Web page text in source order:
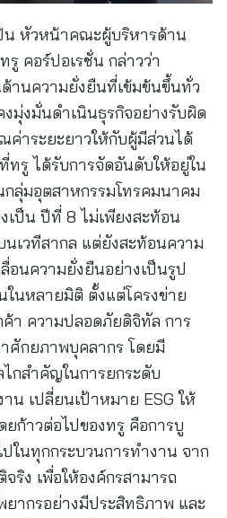
น หัวหน้าคณะผู้บริหารด้าน
คอร์ปอเรชั่น กล่าวว่า
านความยั่งยืนที่เข้มข้นขึ้นทั่ว
มุ่งมั่นดำเนินธุรกิจอย่างรับผิด
ค่าระยะยาวให้กับผู้มีส่วนได้
ทรู ได้รับการจัดอันดับให้อยู่ใน
กลุ่มอุตสาหกรรมโทรคมนาคม
เป็น ปีที่ 8 ไม่เพียงสะท้อน
เวทีสากล แต่ยังสะท้อนความ
อนความยั่งยืนอย่างเป็นรูป
ในหลายมิติ ตั้งแต่โครงข่าย
า ความปลอดภัยดิจิทัล การ
กยภาพบุคลากร โดยมี
ไกสำคัญในการยกระดับ
น เปลี่ยนเป้าหมาย ESG ให้
ก้าวต่อไปของทรู คือการบู
ในทุกกระบวนการทำงาน จาก
ริง เพื่อให้องค์กรสามารถ
ยากรอย่างมีประสิทธิภาพ และ